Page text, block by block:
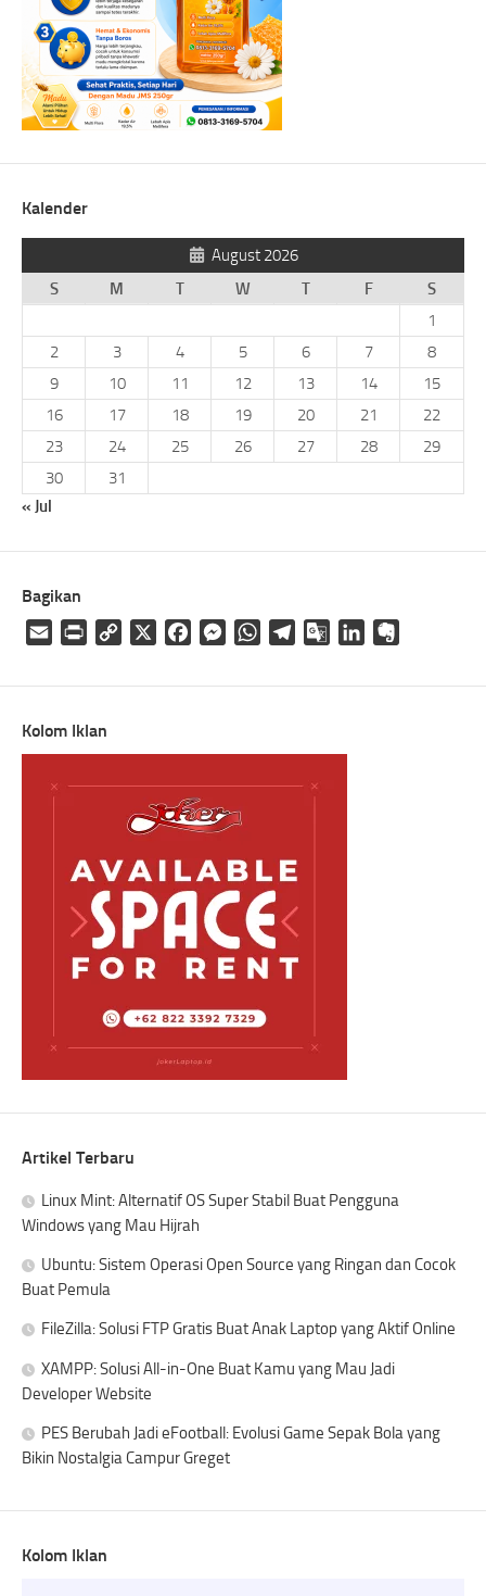
Kalender
August 2026
S
M T W T F
S
1
2
3 4 5 6 7
8
9
10 11 12 13 14
15
16
17 18 19 20 21
22
23
24 25 26 27 28
29
30
31
« Jul
Bagikan
Email
Print
Copy
FacebookMessengerWhatsAppTelegramGoogleLinkedIn
Kolom Iklan
Artikel Terbaru
Linux Mint: Alternatif OS Super Stabil Buat Pengguna
Windows yang Mau Hijrah
Ubuntu: Sistem Operasi Open Source yang Ringan dan Cocok
Buat Pemula
FileZilla: Solusi FTP Gratis Buat Anak Laptop yang Aktif Online
XAMPP: Solusi All-in-One Buat Kamu yang Mau Jadi
Developer Website
PES Berubah Jadi eFootball: Evolusi Game Sepak Bola yang
Bikin Nostalgia Campur Greget
Kolom Iklan